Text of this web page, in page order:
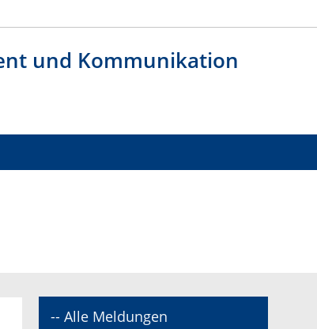
und Kommunikation
-- Alle Meldungen